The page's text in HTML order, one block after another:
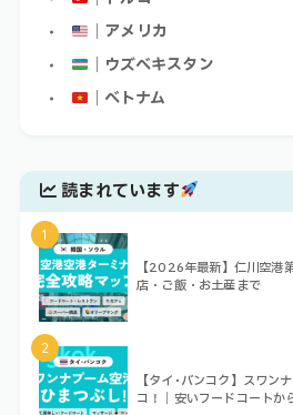
｜アメリカ
｜ウズベキスタン
｜ベトナム
読まれています
1
【2026年最新】仁川空港
店・ご飯・お土産まで
2
【タイ･バンコク】スワン
コ！｜安いフードコートか